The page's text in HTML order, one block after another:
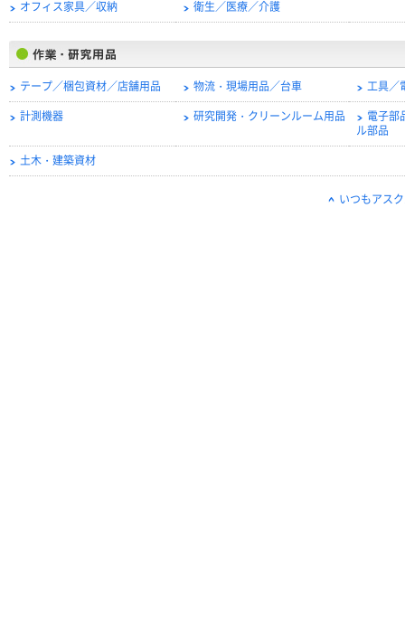
オフィス家具／収納 衛生／医療／介護
テープ／梱包資材／店舗用品 物流・現場用品／台車 工具／
計測機器 研究開発・クリーンルーム用品
電子部
ル部品
土木・建築資材
いつもアス